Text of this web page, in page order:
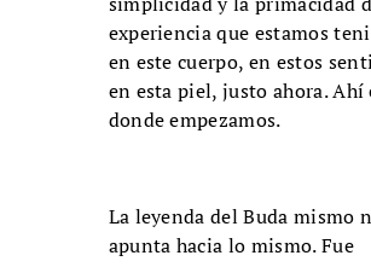
experiencia que estamos
en este cuerpo, en estos
en esta piel, justo ahora. Ahí
donde empezamos.
La leyenda del Buda mismo
apunta hacia lo mismo. Fue